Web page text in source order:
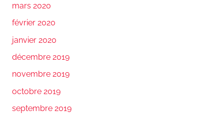
mars 2020
février 2020
janvier 2020
décembre 2019
novembre 2019
octobre 2019
septembre 2019